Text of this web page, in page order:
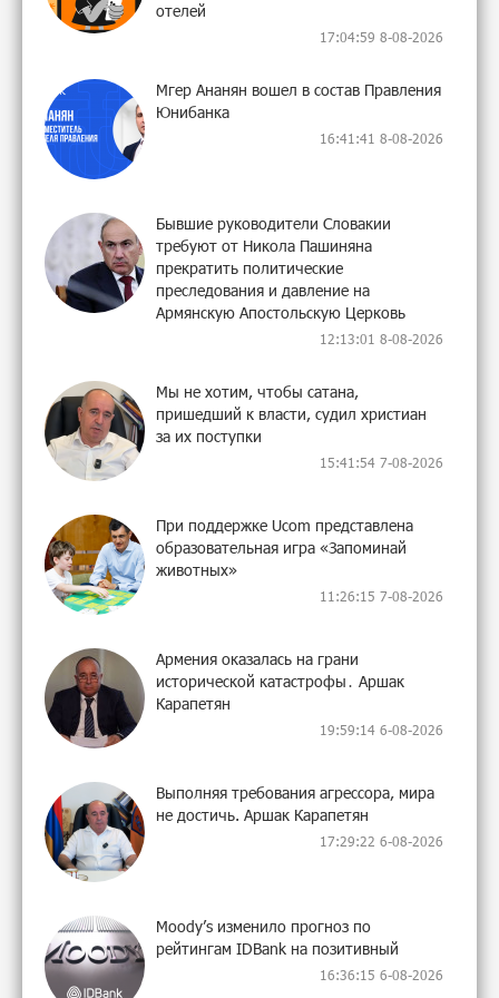
отелей
17:04:59 8-08-2026
Мгер Ананян вошел в состав Правления
Юнибанка
16:41:41 8-08-2026
Бывшие руководители Словакии
требуют от Никола Пашиняна
прекратить политические
преследования и давление на
Армянскую Апостольскую Церковь
12:13:01 8-08-2026
Мы не хотим, чтобы сатана,
пришедший к власти, судил христиан
за их поступки
15:41:54 7-08-2026
При поддержке Ucom представлена
образовательная игра «Запоминай
животных»
11:26:15 7-08-2026
Армения оказалась на грани
исторической катастрофы․ Аршак
Карапетян
19:59:14 6-08-2026
Выполняя требования агрессора, мира
не достичь. Аршак Карапетян
17:29:22 6-08-2026
Moody’s изменило прогноз по
рейтингам IDBank на позитивный
16:36:15 6-08-2026